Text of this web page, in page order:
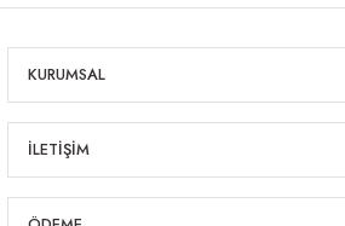
KURUMSAL
İLETİŞİM